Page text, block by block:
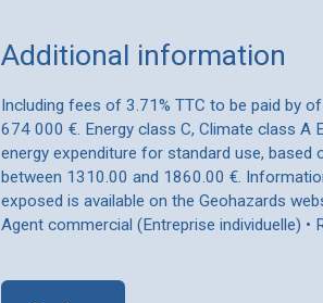
Additional information
Including fees of 3.71% TTC to be paid by
674 000 €. Energy class C, Climate class A
energy expenditure for standard use, based
between 1310.00 and 1860.00 €.
exposed is available on the Geohazards
Agent commercial (Entreprise individuelle) •